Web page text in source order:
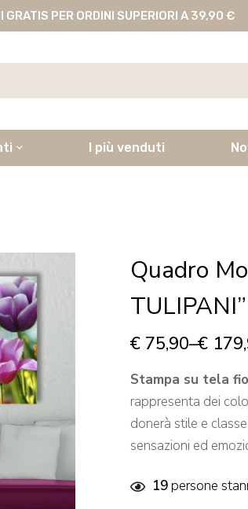
GRATIS PER ORDINI SUPERIORI A 39,90 €
I più venduti
Quadro
€ 75,90–€
Stampa su tela
rappresenta dei
donerà stile e
sensazioni ed
19persone